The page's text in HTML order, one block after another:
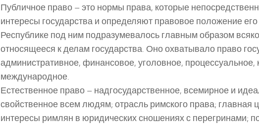
Публичное право – это нормы права, которые
интересы государства и определяют правовое положение
Республике под ним подразумевалось главным образом
относящееся к делам государства. Оно охватывало право
административное, финансовое, уголовное, процессуальное,
международное.
Естественное право – надгосударственное, всемирное и
свойственное всем людям; отрасль римского права; главная
интересы римлян в юридических сношениях с перегринами;